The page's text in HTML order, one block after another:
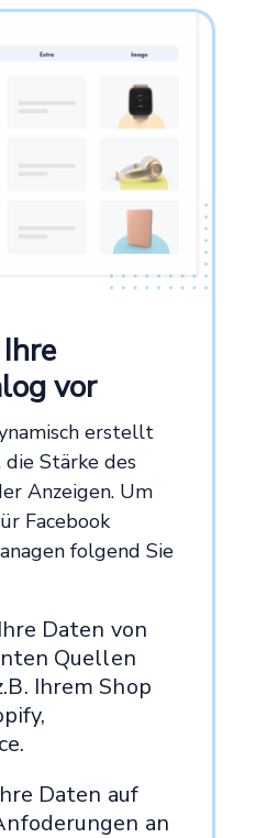
vor
erstellt
Stärke des
Anzeigen. Um
Facebook
folgend Sie
Daten von
Quellen
Ihrem Shop
Daten auf
an